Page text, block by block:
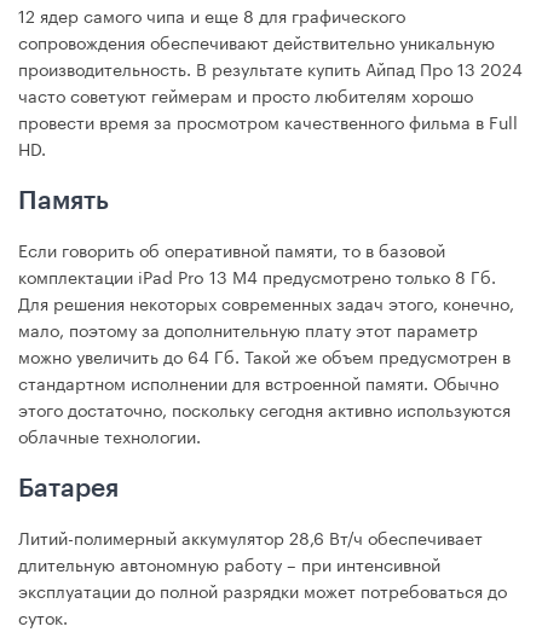
12 ядер самого чипа и еще 8 для графического
сопровождения обеспечивают действительно уникальную
производительность. В результате купить Айпад Про 13 2024
часто советуют геймерам и просто любителям хорошо
провести время за просмотром качественного фильма в Full
HD.
Память
Если говорить об оперативной памяти, то в базовой
комплектации iPad Pro 13 М4 предусмотрено только 8 Гб.
Для решения некоторых современных задач этого, конечно,
мало, поэтому за дополнительную плату этот параметр
можно увеличить до 64 Гб. Такой же объем предусмотрен в
стандартном исполнении для встроенной памяти. Обычно
этого достаточно, поскольку сегодня активно используются
облачные технологии.
Батарея
Литий-полимерный аккумулятор 28,6 Вт/ч обеспечивает
длительную автономную работу – при интенсивной
эксплуатации до полной разрядки может потребоваться до
суток.